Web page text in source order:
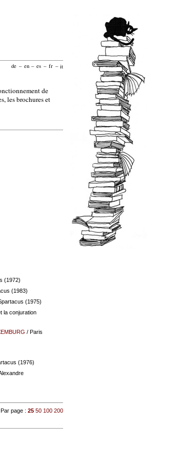
de – en – es – fr – it
de
les brochures et
(1972)
(1983)
(1975)
la conjuration
/ Paris
(1976)
Par page :25 50 100 200